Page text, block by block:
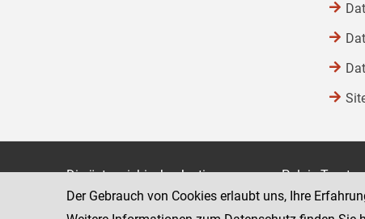
Die österreichische Justiz
Bundesministerium für Justiz
Palais
1070 Wien
Der Gebrauch von Cookies erlaubt uns, Ihre